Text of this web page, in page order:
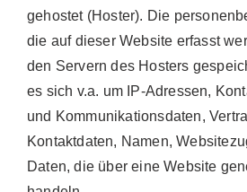
gehostet (Hoster). Die
die auf dieser Website erfasst
den Servern des Hosters
es sich v.a. um IP-Adressen,
und Kommunikationsdaten,
Kontaktdaten, Namen,
Daten, die über eine Website